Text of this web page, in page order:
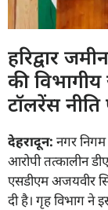
हरिद्वार
की
टॉलरेंस
देहरादून: नगर निगम
आरोपी तत्कालीन
एसडीएम अजयवीर
दी है। गृह विभाग ने